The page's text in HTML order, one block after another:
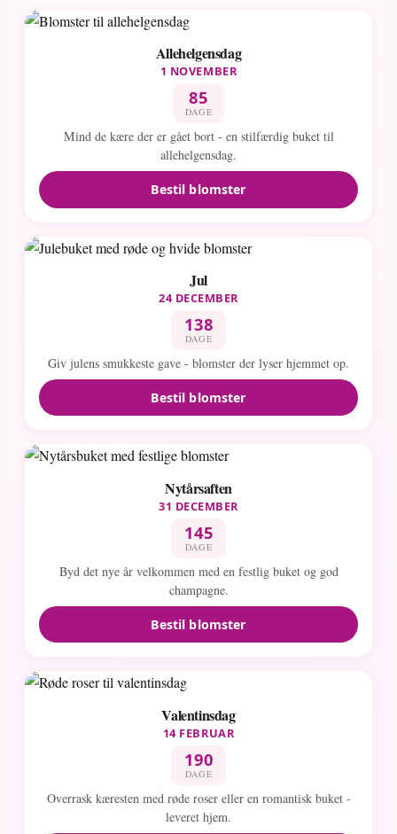
Allehelgensdag
1 NOVEMBER
85
DAGE
Mind de kære der er gået bort - en stilfærdig buket til
allehelgensdag.
Bestil blomster
Jul
24 DECEMBER
138
DAGE
Giv julens smukkeste gave - blomster der lyser hjemmet op.
Bestil blomster
Nytårsaften
31 DECEMBER
145
DAGE
Byd det nye år velkommen med en festlig buket og god
champagne.
Bestil blomster
Valentinsdag
14 FEBRUAR
190
DAGE
Overrask kæresten med røde roser eller en romantisk buket -
leveret hjem.